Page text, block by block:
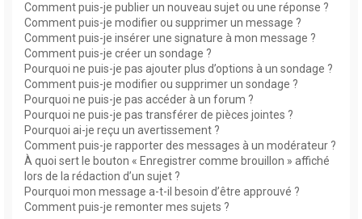
Comment puis-je publier un nouveau sujet ou une réponse ?
Comment puis-je modifier ou supprimer un message ?
Comment puis-je insérer une signature à mon message ?
Comment puis-je créer un sondage ?
Pourquoi ne puis-je pas ajouter plus d’options à un sondage ?
Comment puis-je modifier ou supprimer un sondage ?
Pourquoi ne puis-je pas accéder à un forum ?
Pourquoi ne puis-je pas transférer de pièces jointes ?
Pourquoi ai-je reçu un avertissement ?
Comment puis-je rapporter des messages à un modérateur ?
À quoi sert le bouton « Enregistrer comme brouillon » affiché
lors de la rédaction d’un sujet ?
Pourquoi mon message a-t-il besoin d’être approuvé ?
Comment puis-je remonter mes sujets ?